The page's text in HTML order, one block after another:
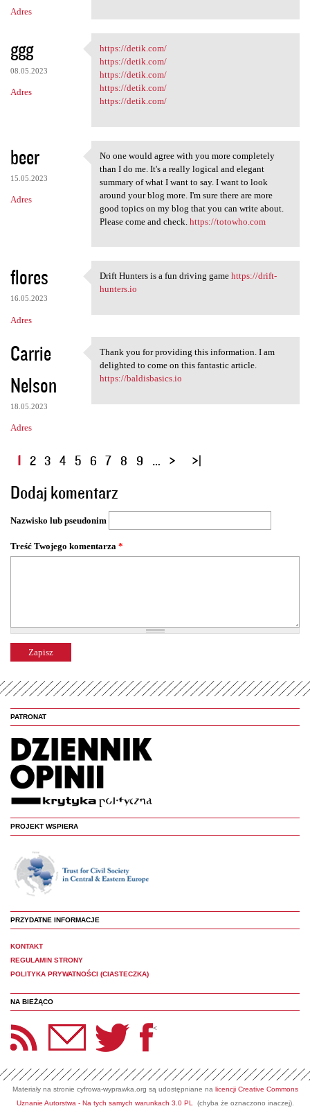
Adres
ggg
08.05.2023
Adres
https://detik.com/
https://detik.com/
https://detik.com/
https://detik.com/
https://detik.com/
https://detik.com/
beer
15.05.2023
Adres
No one would agree with you
No one would agree with you more completely
than I do me. It's a really logical and elegant
summary of what I want to say. I want to look
around your blog more. I'm sure there are more
good topics on my blog that you can write about.
Please come and check. https://totowho.com
flores
16.05.2023
Adres
Drift Hunters is a fun
Drift Hunters is a fun driving game https://drift-
hunters.io
Carrie
Nelson
18.05.2023
Adres
Thank you for providing this
Thank you for providing this information. I am
delighted to come on this fantastic article.
https://baldisbasics.io
S
r
o
n
y
1 2 3 4 5 6 7 8 9 …
Dodaj komentarz
Nazwisko lub pseudonim
Treść Twojego komentarza *
PATRONAT
PROJEKT WSPIERA
PRZYDATNE INFORMACJE
KONTAKT
REGULAMIN STRONY
POLITYKA PRYWATNOŚCI (CIASTECZKA)
NA BIEŻĄCO
Panoptyka Facebook <
Materiały na stronie cyfrowa-wyprawka.org są udostępniane na licencji Creative Commons
Uznanie Autorstwa - Na tych samych warunkach 3.0 PL(chyba że oznaczono inaczej).